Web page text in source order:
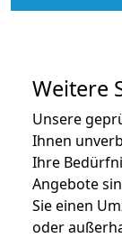
Weitere
Unsere
Ihnen
Ihre
Angebote
Sie einen
oder